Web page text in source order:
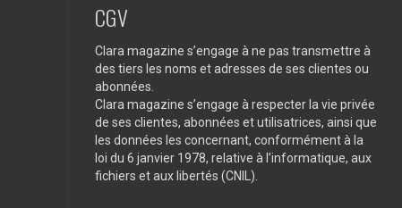
CGV
Clara magazine s’engage à ne pas transmettre à
des tiers les noms et adresses de ses clientes ou
abonnées.
Clara magazine s’engage à respecter la vie privée
de ses clientes, abonnées et utilisatrices, ainsi que
les données les concernant, conformément à la
loi du 6 janvier 1978, relative à l’informatique, aux
fichiers et aux libertés (CNIL).